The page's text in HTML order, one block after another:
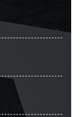
keyboard_arrow_down